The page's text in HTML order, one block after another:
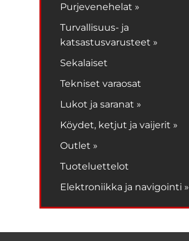
Purjevenehelat »
Turvallisuus- ja
katsastusvarusteet »
Sekalaiset
Tekniset varaosat
Lukot ja saranat »
Köydet, ketjut ja vaijerit »
Outlet »
Tuoteluettelot
Elektroniikka ja navigointi »